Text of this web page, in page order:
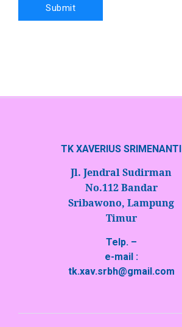
TK XAVERIUS SRIMENANTI
Jl. Jendral Sudirman
No.112 Bandar
Sribawono, Lampung
Timur
Telp. –
e-mail :
tk.xav.srbh@gmail.com